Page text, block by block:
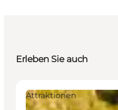
Erleben Sie auch
Attraktionen